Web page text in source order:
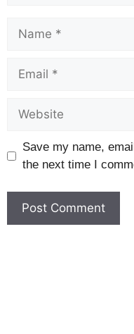
Save my name,
the next time I